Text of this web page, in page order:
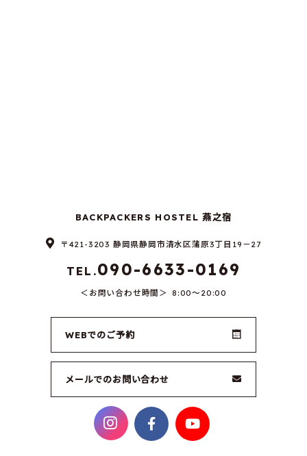
BACKPACKERS HOSTEL 燕之宿
〒421-3203 静岡県静岡市清水区蒲原3丁目19－27
TEL.090-6633-0169
お問い合わせ時間 8:00～20:00
WEBでのご予約
メールでのお問い合わせ